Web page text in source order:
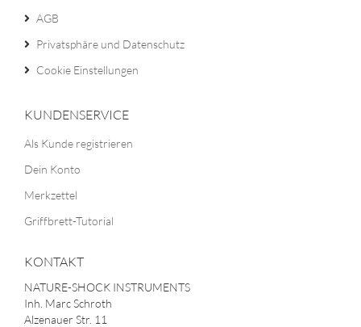
AGB
Privatsphäre und Datenschutz
Cookie Einstellungen
KUNDENSERVICE
Als Kunde registrieren
Dein Konto
Merkzettel
Griffbrett-Tutorial
KONTAKT
NATURE-SHOCK INSTRUMENTS
Inh. Marc Schroth
Alzenauer Str. 11